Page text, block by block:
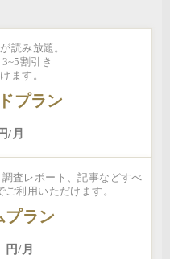
読み放題。
割引き
ます。
プラン
/月
査レポート、記事などすべ
利用いただけます。
プラン
円/月